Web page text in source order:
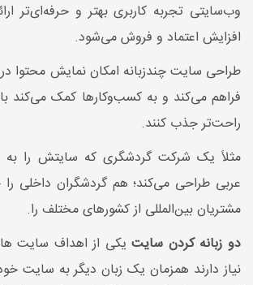
وب‌سایتی تجربه کاربری بهتر و حرفه‌ای‌تر
افزایش اعتماد و فروش می‌شود.
طراحی سایت چندزبانه امکان نمایش محتوا
فراهم می‌کند و به کسب‌وکارها کمک می‌کند
راحت‌تر جذب کنند.
مثلاً یک شرکت گردشگری که سایتش را به
عربی طراحی می‌کند؛ هم گردشگران داخلی
مشتریان بین‌المللی از کشورهای مختلف را.
دو زبانه کردن سایتیکی از اهداف سایت
نیاز دارند همزمان یک زبان دیگر به سایت